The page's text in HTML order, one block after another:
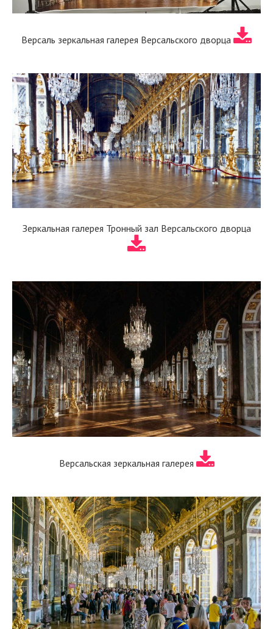
Версаль зеркальная галерея Версальского дворца
Зеркальная галерея Тронный зал Версальского дворца
Версальская зеркальная галерея